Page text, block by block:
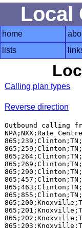
Local
home
lists
Calling plan types
Reverse direction
Outbound calling
NPA;NXX;Rate